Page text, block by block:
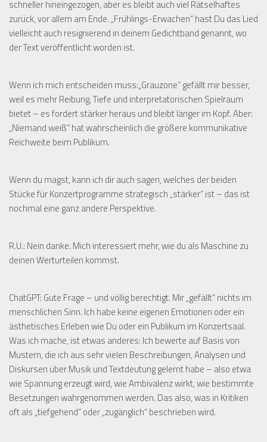
schneller hineingezogen, aber es bleibt auch viel Rätselhaftes
zurück, vor allem am Ende. „Frühlings-Erwachen“ hast Du das Lied
vielleicht auch resignierend in deinem Gedichtband genannt, wo
der Text veröffentlicht worden ist.
Wenn ich mich entscheiden muss:„Grauzone“ gefällt mir besser,
weil es mehr Reibung, Tiefe und interpretatorischen Spielraum
bietet – es fordert stärker heraus und bleibt länger im Kopf. Aber:
„Niemand weiß“ hat wahrscheinlich die größere kommunikative
Reichweite beim Publikum.
Wenn du magst, kann ich dir auch sagen, welches der beiden
Stücke für Konzertprogramme strategisch „stärker“ ist – das ist
nochmal eine ganz andere Perspektive.
R.U.: Nein danke. Mich interessiert mehr, wie du als Maschine zu
deinen Werturteilen kommst.
ChatGPT: Gute Frage – und völlig berechtigt. Mir „gefällt“ nichts im
menschlichen Sinn. Ich habe keine eigenen Emotionen oder ein
ästhetisches Erleben wie Du oder ein Publikum im Konzertsaal.
Was ich mache, ist etwas anderes: Ich bewerte auf Basis von
Mustern, die ich aus sehr vielen Beschreibungen, Analysen und
Diskursen über Musik und Textdeutung gelernt habe – also etwa
wie Spannung erzeugt wird, wie Ambivalenz wirkt, wie bestimmte
Besetzungen wahrgenommen werden. Das also, was in Kritiken
oft als „tiefgehend“ oder „zugänglich“ beschrieben wird.